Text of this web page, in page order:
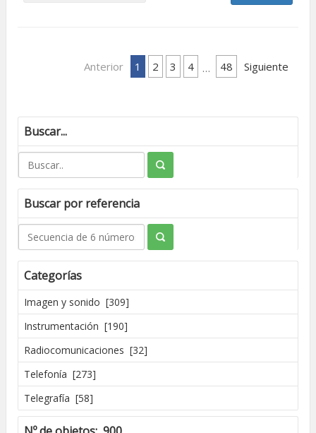
Anterior 1 2 3 4 … 48 Siguiente
Buscar...
Buscar por referencia
Categorías
Imagen y sonido [309]
Instrumentación [190]
Radiocomunicaciones [32]
Telefonía [273]
Telegrafía [58]